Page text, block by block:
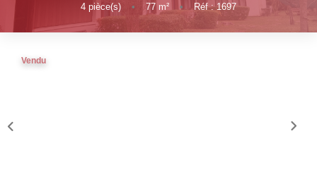
BIENS VENDUS
4 pièce(s) • 77 m² • Réf : 1697
Vendu